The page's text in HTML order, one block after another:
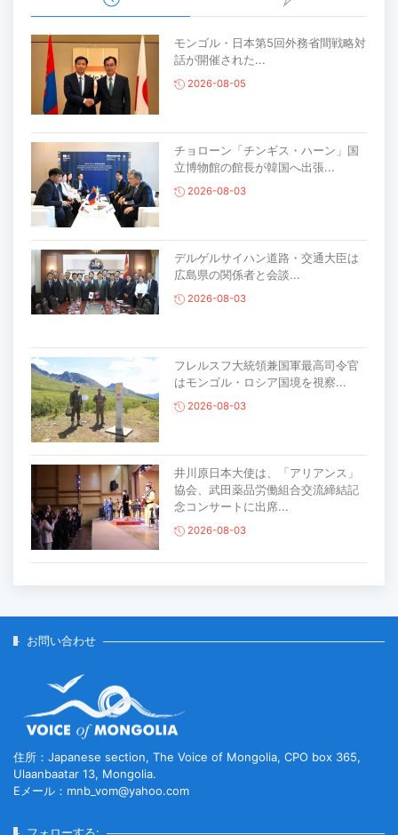
モンゴル・日本第5回外務省間戦略対
話が開催された...
2026-08-05
チョローン「チンギス・ハーン」国
立博物館の館長が韓国へ出張...
2026-08-03
デルゲルサイハン道路・交通大臣は
広島県の関係者と会談...
2026-08-03
フレルスフ大統領兼国軍最高司令官
はモンゴル・ロシア国境を視察...
2026-08-03
井川原日本大使は、「アリアンス」
協会、武田薬品労働組合交流締結記
念コンサートに出席...
2026-08-03
ロープウェイ建設工事の進捗率は
お問い合わせ
住所：Japanese section, The Voice of Mongolia, CPO box 365,
Ulaanbaatar 13, Mongolia.
Eメール：mnb_vom@yahoo.com